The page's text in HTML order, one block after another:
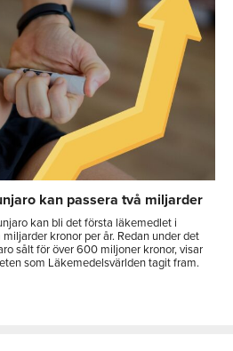
kan passera två miljarder
kan bli det första läkemedlet i
kronor per år. Redan under det
sålt för över 600 miljoner kronor, visar
som Läkemedelsvärlden tagit fram.